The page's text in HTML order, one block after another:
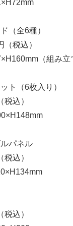
（全6種）
税込）
（組み立
ト（6枚入り）
込）
パネル
込）
込）